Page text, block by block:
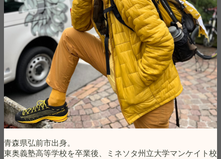
青森県弘前市出身。
東奥義塾高等学校を卒業後、ミネソタ州立大学マンケイト校